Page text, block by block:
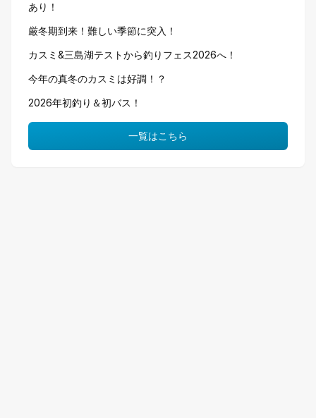
あり！
厳冬期到来！難しい季節に突入！
カスミ&三島湖テストから釣りフェス2026へ！
今年の真冬のカスミは好調！？
2026年初釣り＆初バス！
一覧はこちら